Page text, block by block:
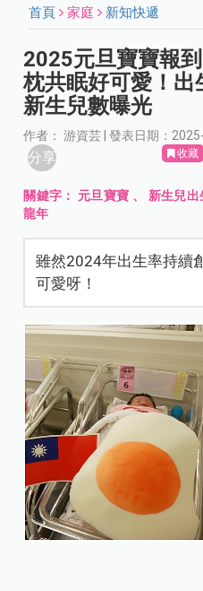
首頁 家庭 新知快遞
2025元旦寶寶報
枕共眠好可愛！
新生兒數曝光
作者： 游資芸 | 發表日期：
分享 收藏
關鍵字： 元旦寶寶 、 新生兒出
龍年
雖然2024年出生率持續
可愛呀！